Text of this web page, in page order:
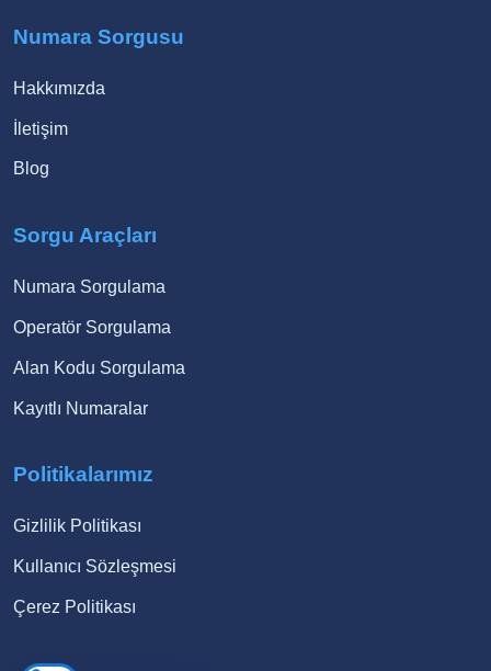
Numara Sorgusu
Hakkımızda
İletişim
Blog
Sorgu Araçları
Numara Sorgulama
Operatör Sorgulama
Alan Kodu Sorgulama
Kayıtlı Numaralar
Politikalarımız
Gizlilik Politikası
Kullanıcı Sözleşmesi
Çerez Politikası